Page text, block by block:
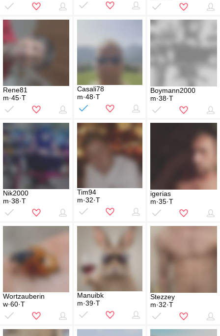
Rene81
m·45·T
Casali78
m·48·T
Boymann2000
m·38·T
Nik2000
m·38·T
Tim94
m·32·T
igerias
m·35·T
Wortzauberin
w·60·T
Manuibk
m·39·T
Stezzey
m·32·T